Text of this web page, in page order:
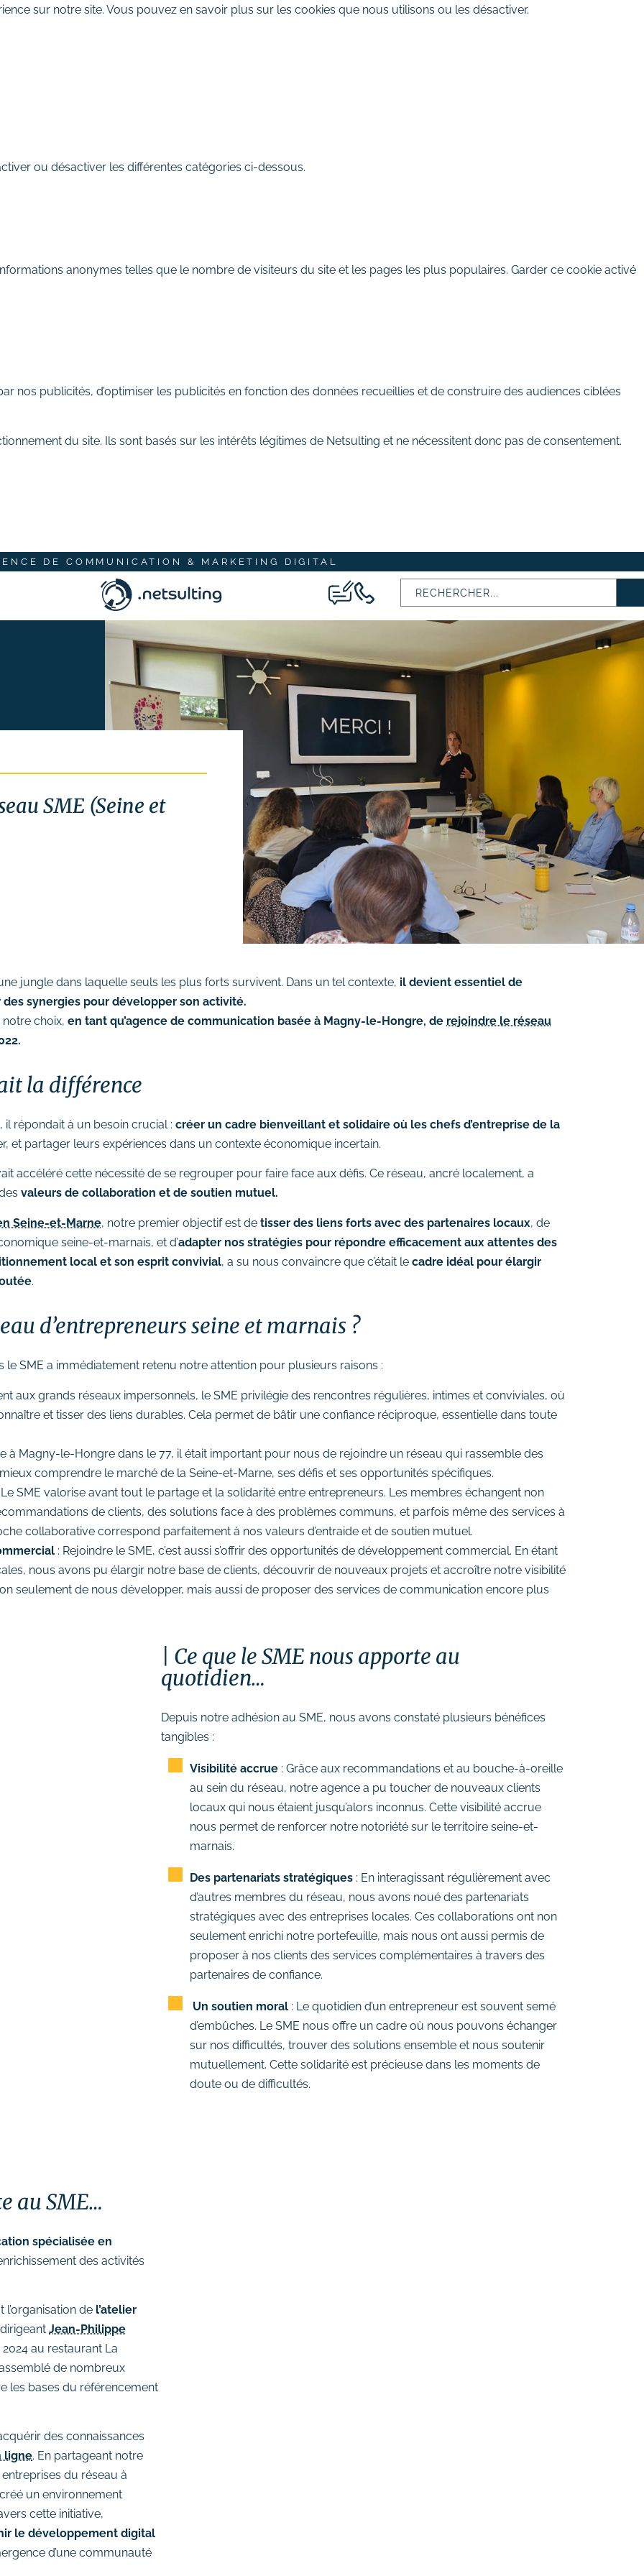
sur notre site. Vous pouvez en savoir plus sur les cookies que nous utilisons ou les désactiver.
ou désactiver les différentes catégories ci-dessous.
anonymes telles que le nombre de visiteurs du site et les pages les plus populaires. Garder ce cookie activé
nos publicités, d’optimiser les publicités en fonction des données recueillies et de construire des audiences ciblées
du site. Ils sont basés sur les intérêts légitimes de Netsulting et ne nécessitent donc pas de consentement.
DE COMMUNICATION & MARKETING DIGITAL
SME (Seine et
jungle dans laquelle seuls les plus forts survivent. Dans un tel contexte, il devient essentiel de
synergies pour développer son activité.
choix, en tant qu’agence de communication basée à Magny-le-Hongre, de rejoindre le réseau
la différence
répondait à un besoin crucial : créer un cadre bienveillant et solidaire où les chefs d’entreprise de la
et partager leurs expériences dans un contexte économique incertain.
accéléré cette nécessité de se regrouper pour faire face aux défis. Ce réseau, ancré localement, a
valeurs de collaboration et de soutien mutuel.
Seine-et-Marne, notre premier objectif est de tisser des liens forts avec des partenaires locaux, de
seine-et-marnais, et d’adapter nos stratégies pour répondre efficacement aux attentes des
local et son esprit convivial, a su nous convaincre que c’était le cadre idéal pour élargir
.
d’entrepreneurs seine et marnais ?
le SME a immédiatement retenu notre attention pour plusieurs raisons :
aux grands réseaux impersonnels, le SME privilégie des rencontres régulières, intimes et conviviales, où
et tisser des liens durables. Cela permet de bâtir une confiance réciproque, essentielle dans toute
à Magny-le-Hongre dans le 77, il était important pour nous de rejoindre un réseau qui rassemble des
comprendre le marché de la Seine-et-Marne, ses défis et ses opportunités spécifiques.
Le SME valorise avant tout le partage et la solidarité entre entrepreneurs. Les membres échangent non
de clients, des solutions face à des problèmes communs, et parfois même des services à
collaborative correspond parfaitement à nos valeurs d’entraide et de soutien mutuel.
: Rejoindre le SME, c’est aussi s’offrir des opportunités de développement commercial. En étant
nous avons pu élargir notre base de clients, découvrir de nouveaux projets et accroître notre visibilité
seulement de nous développer, mais aussi de proposer des services de communication encore plus
Ce que le SME nous apporte au
quotidien…
Depuis notre adhésion au SME, nous avons constaté plusieurs bénéfices
tangibles :
Visibilité accrue : Grâce aux recommandations et au bouche-à-oreille
au sein du réseau, notre agence a pu toucher de nouveaux clients
locaux qui nous étaient jusqu’alors inconnus. Cette visibilité accrue
nous permet de renforcer notre notoriété sur le territoire seine-et-
marnais.
Des partenariats stratégiques : En interagissant régulièrement avec
d’autres membres du réseau, nous avons noué des partenariats
stratégiques avec des entreprises locales. Ces collaborations ont non
seulement enrichi notre portefeuille, mais nous ont aussi permis de
proposer à nos clients des services complémentaires à travers des
partenaires de confiance.
Un soutien moral : Le quotidien d’un entrepreneur est souvent semé
d’embûches. Le SME nous offre un cadre où nous pouvons échanger
sur nos difficultés, trouver des solutions ensemble et nous soutenir
mutuellement. Cette solidarité est précieuse dans les moments de
doute ou de difficultés.
au SME…
spécialisée en
des activités
de l’atelier
Jean-Philippe
au restaurant La
de nombreux
les bases du référencement
des connaissances
ligne. En partageant notre
du réseau à
un environnement
cette initiative,
le développement digital
d’une communauté